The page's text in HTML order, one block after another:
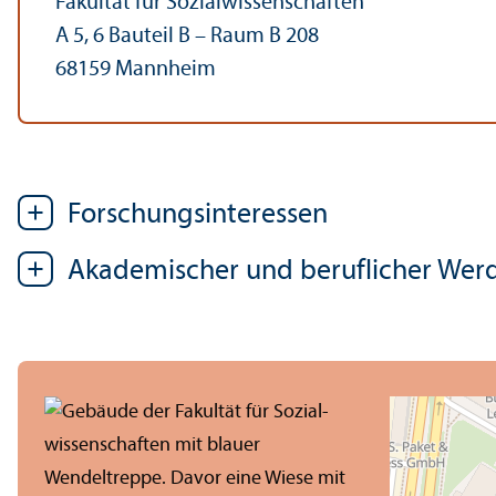
A 5, 6 Bauteil B – Raum B 208
68159 Mannheim
Forschungs­interessen
Akademischer und beruflicher